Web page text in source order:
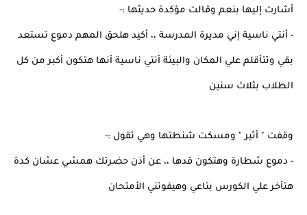
أشارت إليها بنعم وقالت مؤكدة حديثها :-
- أنتي ناسية إني مديرة المدرسة ،، أكيد هلحق المهم دموع تستعد
بقي وتتأقلم علي المكان والبيئة أنتي ناسية أنها هتكون أكبر من كل
الطلاب بثلاث سنين
وقفت " أثير " ومسكت شنطتها وهي تقول :-
- دموع شطارة وهتكون قدها ،، عن أذن حضرتك همشي عشان كدة
هتأخر علي الكورس بتاعي وهيفوتني الأمتحان